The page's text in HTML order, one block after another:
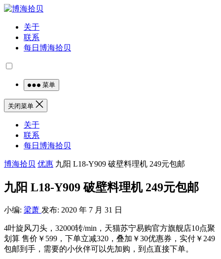
关于
联系
每日博海拾贝
菜单
关闭菜单
关于
联系
每日博海拾贝
博海拾贝 优惠 九阳 L18-Y909 破壁料理机 249元包邮
九阳 L18-Y909 破壁料理机 249元包邮
小编: 梁萧 发布: 2020 年 7 月 31 日
4叶旋风刀头，32000转/min，天猫苏宁易购官方旗舰店10点聚
划算 售价￥599，下单立减320，叠加￥30优惠券，实付￥249
包邮到手，需要的小伙伴可以先加购，到点直接下单。